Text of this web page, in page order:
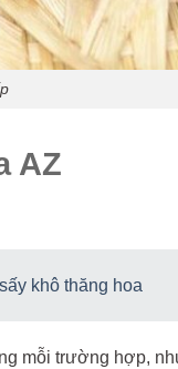
AZ
khô thăng hoa
mỗi trường hợp,